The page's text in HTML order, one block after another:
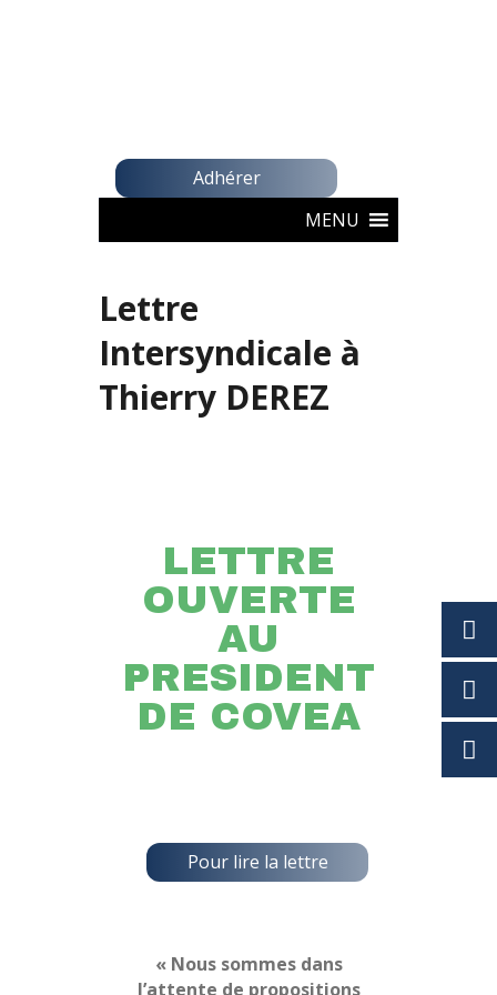
Adhérer
MENU
Lettre
Intersyndicale à
Thierry DEREZ
LETTRE
OUVERTE
AU
PRESIDENT
DE COVEA
Pour lire la lettre
« Nous sommes dans
l’attente de propositions